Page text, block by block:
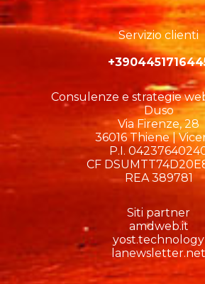
Servizio clienti
Consulenze e strategie
Duso
Via Firenze, 28
36016 Thiene |
P.I.
CF
REA 389781
Siti partner
amdweb.it
yost.technology
lanewsletter.net